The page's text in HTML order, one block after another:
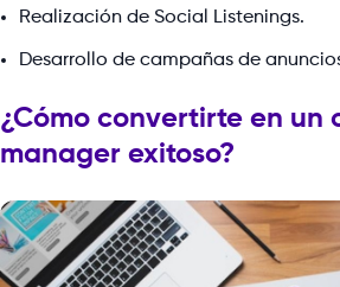
Realización de Social Listenings.
Desarrollo de campañas de
¿Cómo convertirte en un
manager exitoso?